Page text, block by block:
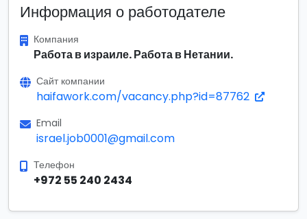
Информация о работодателе
Компания
Работа в израиле. Работа в Нетании.
Сайт компании
haifawork.com/vacancy.php?id=87762
Email
israel.job0001@gmail.com
Телефон
+972 55 240 2434